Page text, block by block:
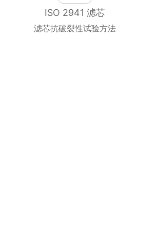
ISO 2941 滤芯
滤芯抗破裂性试验方法